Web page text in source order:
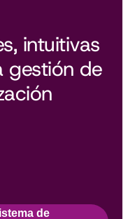
intuitivas
gestión de
de